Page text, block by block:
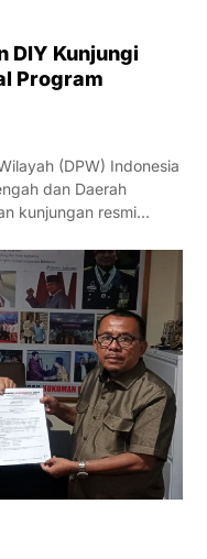
DIY Kunjungi
Program
(DPW) Indonesia
dan Daerah
kunjungan resmi…